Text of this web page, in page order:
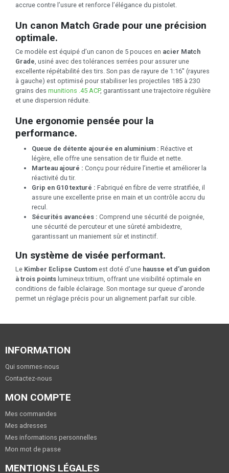
accrue contre l’usure et renforce l’élégance du pistolet.
Un canon Match Grade pour une précision
optimale.
Ce modèle est équipé d’un canon de 5 pouces en acier Match
Grade , usiné avec des tolérances serrées pour assurer une
excellente répétabilité des tirs. Son pas de rayure de 1:16'' (rayures
à gauche) est optimisé pour stabiliser les projectiles 185 à 230
grains des munitions .45 ACP, garantissant une trajectoire régulière
et une dispersion réduite.
Une ergonomie pensée pour la
performance.
Queue de détente ajourée en aluminium : Réactive et
légère, elle offre une sensation de tir fluide et nette.
Marteau ajouré : Conçu pour réduire l’inertie et améliorer la
réactivité du tir.
Grip en G10 texturé : Fabriqué en fibre de verre stratifiée, il
assure une excellente prise en main et un contrôle accru du
recul.
Sécurités avancées : Comprend une sécurité de poignée,
une sécurité de percuteur et une sûreté ambidextre,
garantissant un maniement sûr et instinctif.
Un système de visée performant.
Le Kimber Eclipse Custom est doté d’une hausse et d’un guidon
à trois points lumineux tritium, offrant une visibilité optimale en
conditions de faible éclairage. Son montage sur queue d’aronde
permet un réglage précis pour un alignement parfait sur cible.
INFORMATION
Qui sommes-nous
Contactez-nous
MON COMPTE
Mes commandes
Mes adresses
Mes informations personnelles
Mon mot de passe
MENTIONS LÉGALES